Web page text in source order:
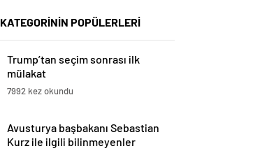
KATEGORİNİN POPÜLERLERİ
Trump’tan seçim sonrası ilk
mülakat
7992 kez okundu
Avusturya başbakanı Sebastian
Kurz ile ilgili bilinmeyenler